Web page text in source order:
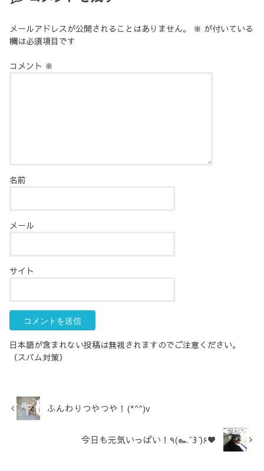
メールアドレスが公開されることはありません。 ※ が付いている
欄は必須項目です
コメント ※
名前
メール
サイト
日本語が含まれない投稿は無視されますのでご注意ください。
（スパム対策）
ふんわりつやつや！(*^^)v
今日も元気いっぱい！٩(๛ ̆ 3 ̆)۶♥